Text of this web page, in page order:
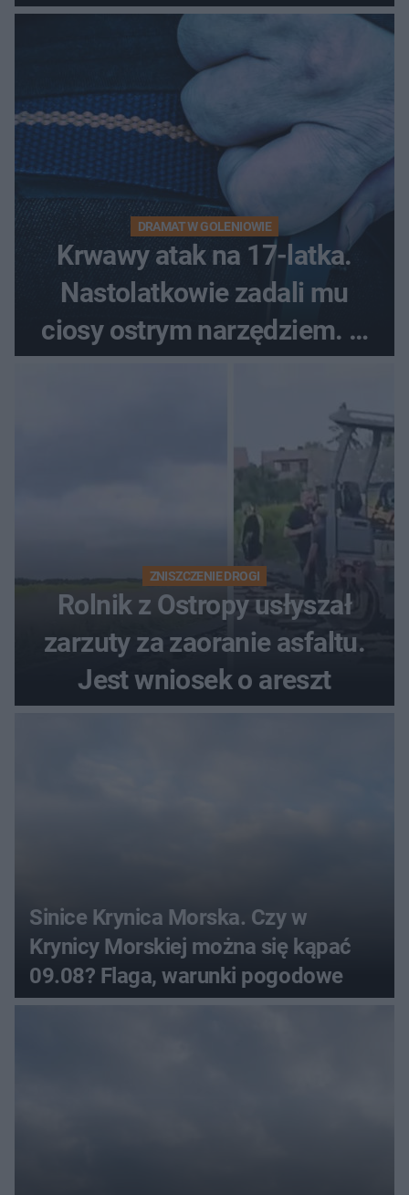
pytali, czy to Mad Max!
DRAMAT W GOLENIOWIE
Krwawy atak na 17-latka.
Nastolatkowie zadali mu
ciosy ostrym narzędziem. O
ich losach zdecyduje sąd
ZNISZCZENIE DROGI
Rolnik z Ostropy usłyszał
zarzuty za zaoranie asfaltu.
Jest wniosek o areszt
Sinice Krynica Morska. Czy w
Krynicy Morskiej można się kąpać
09.08? Flaga, warunki pogodowe